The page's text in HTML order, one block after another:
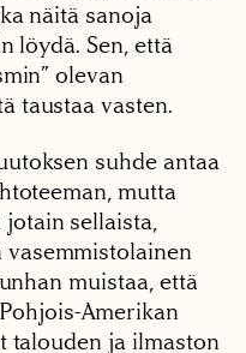
näitä sanoja
löydä. Sen, että
olevan
taustaa vasten.
suhde antaa
mutta
sellaista,
muistaa, että
Amerikan
ja ilmaston